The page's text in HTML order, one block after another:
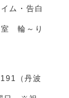
ム・告白
輪～り
191 （丹波